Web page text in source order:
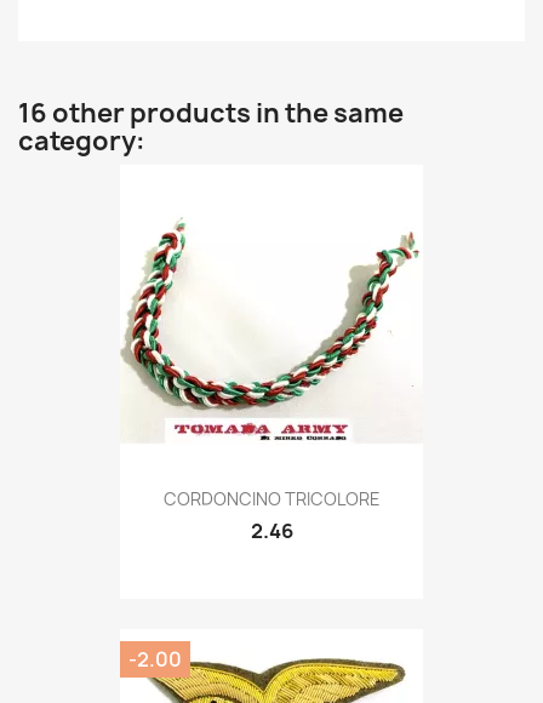
16 other products in the same
category:
Quick view
CORDONCINO TRICOLORE
2.46
-2.00